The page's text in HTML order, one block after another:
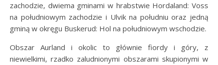
zachodzie, dwiema gminami w hrabstwie Hordaland: Voss
na południowym zachodzie i Ulvik na południu oraz jedną
gminą w okręgu Buskerud: Hol na południowym wschodzie.
Obszar Aurland i okolic to głównie fiordy i góry, z
niewielkimi, rzadko zaludnionymi obszarami skupionymi w